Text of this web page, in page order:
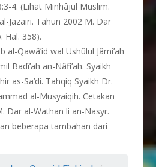
4. (Lihat Minhâjul Muslim.
Jazairi. Tahun 2002 M. Dar
Hal. 358).
al-Qawâ’id wal Ushûlul Jâmi’ah
Badî’ah an-Nâfi’ah. Syaikh
as-Sa’di. Tahqiq Syaikh Dr.
al-Musyaiqih. Cetakan
Dar al-Wathan li an-Nasyr.
beberapa tambahan dari